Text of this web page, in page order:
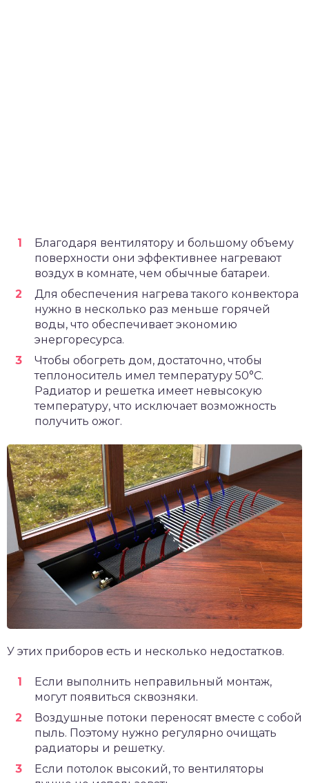
Благодаря вентилятору и большому объему
поверхности они эффективнее нагревают
воздух в комнате, чем обычные батареи.
Для обеспечения нагрева такого конвектора
нужно в несколько раз меньше горячей
воды, что обеспечивает экономию
энергоресурса.
Чтобы обогреть дом, достаточно, чтобы
теплоноситель имел температуру 50°С.
Радиатор и решетка имеет невысокую
температуру, что исключает возможность
получить ожог.
У этих приборов есть и несколько недостатков.
Если выполнить неправильный монтаж,
могут появиться сквозняки.
Воздушные потоки переносят вместе с собой
пыль. Поэтому нужно регулярно очищать
радиаторы и решетку.
Если потолок высокий, то вентиляторы